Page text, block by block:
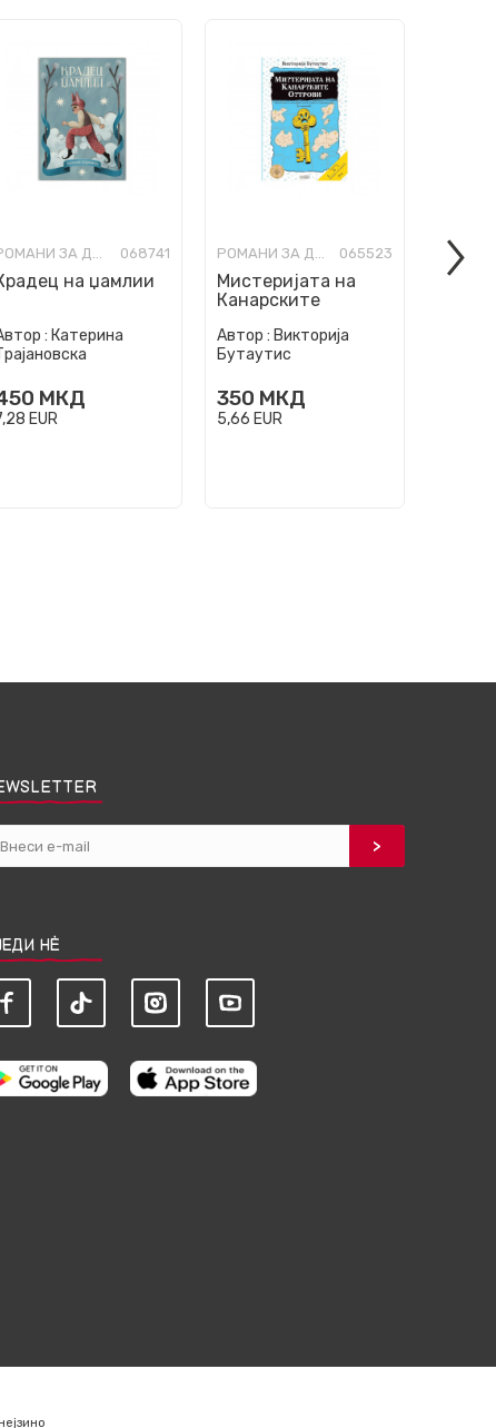
РОМАНИ ЗА ДЕЦА 068741
на џамлии
: Катерина
МКД
EUR
РОМАНИ ЗА ДЕЦА 065523
Мистеријата на
Канарските
Автор : Викторија
Бутаутис
350 МКД
5,66 EUR
НЀ